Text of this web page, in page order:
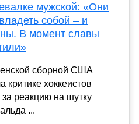
мужской: «Они
собой – и
В момент славы
сборной США
критике хоккеистов
реакцию на шутку
...